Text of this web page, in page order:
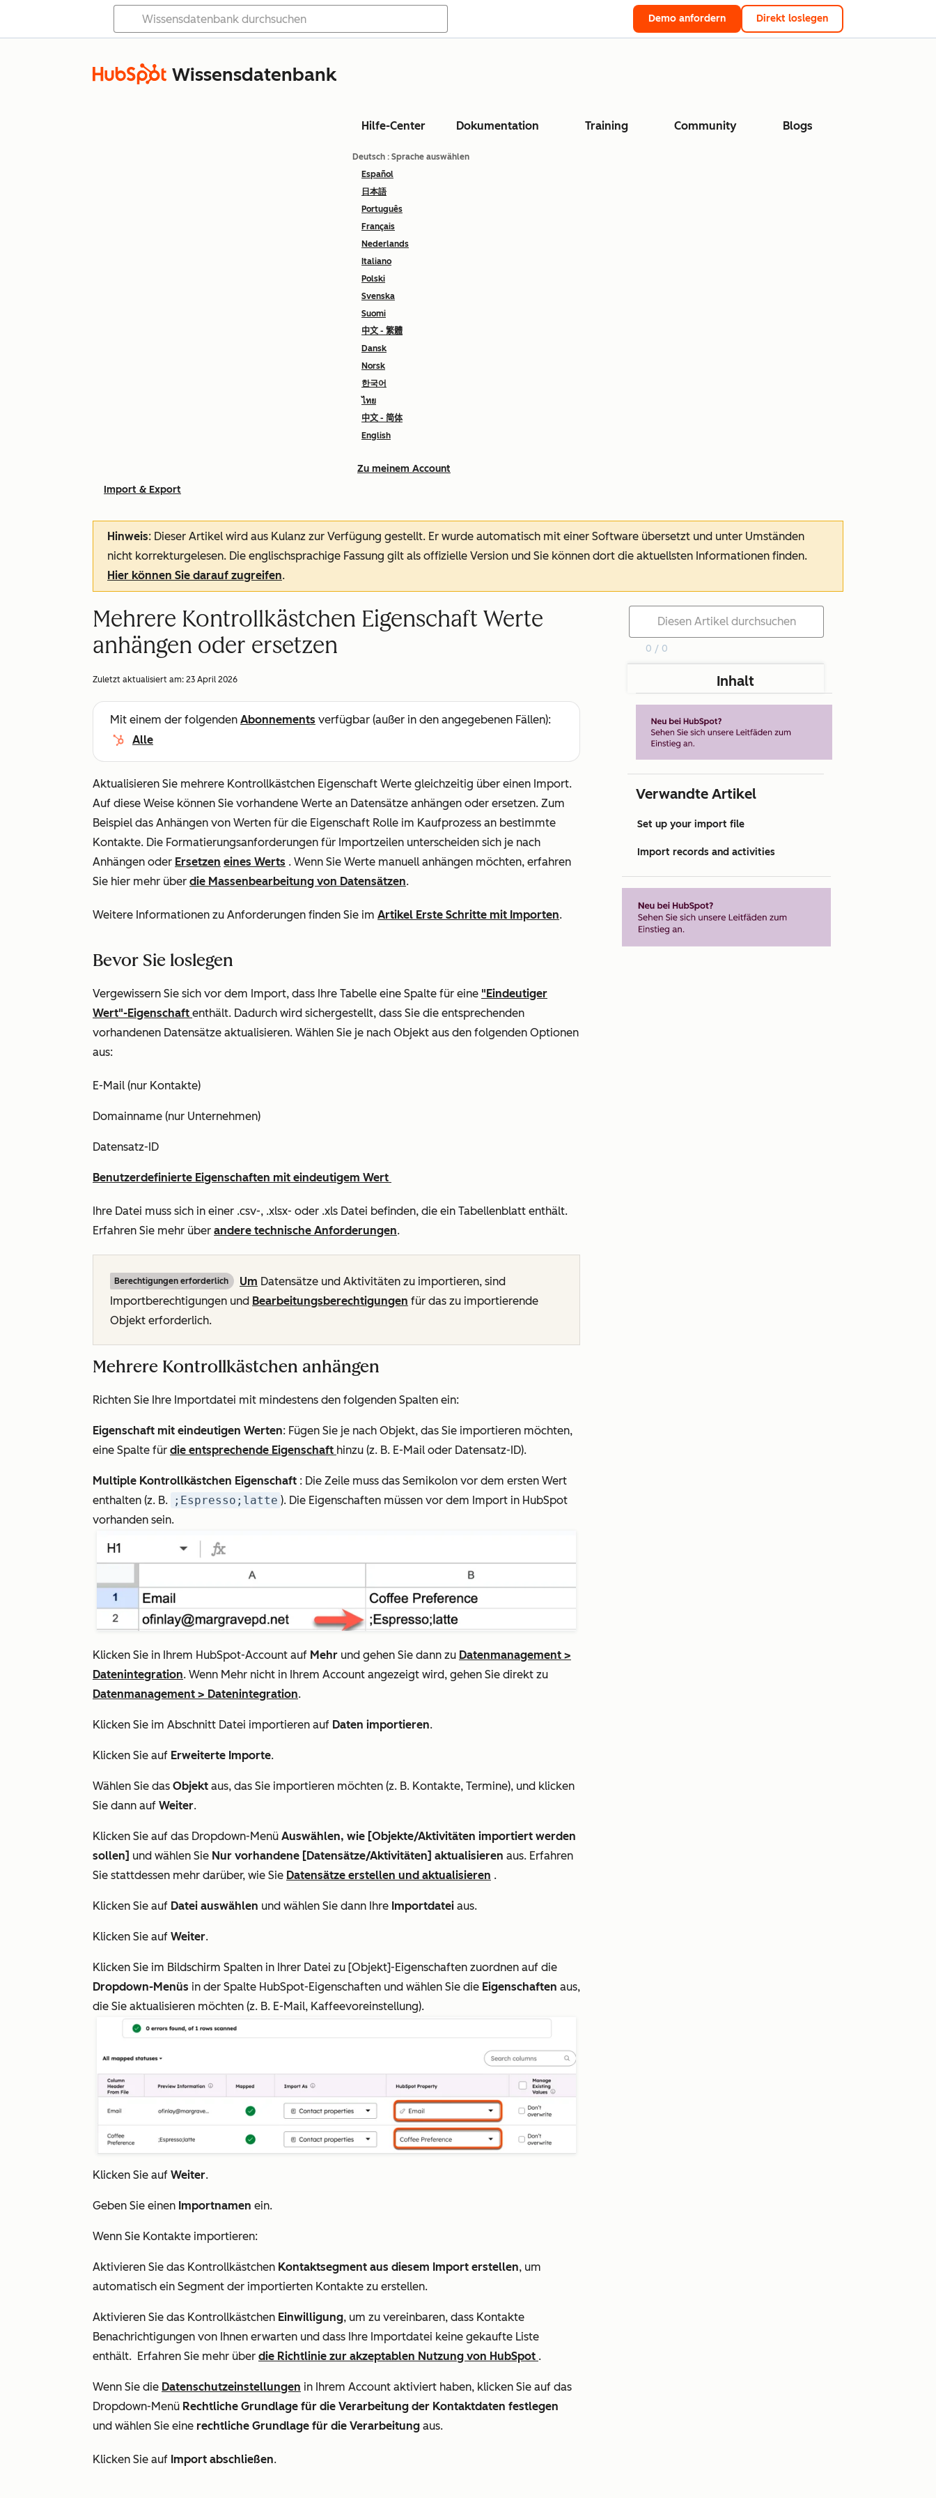
Demo anfordern Direkt loslegen
Wissensdatenbank
Hilfe-Center Dokumentation Training Community Blogs
Deutsch : Sprache auswählen
Español
日本語
Português
Français
Nederlands
Italiano
Polski
Svenska
Suomi
中文 - 繁體
Dansk
Norsk
한국어
ไทย
中文 - 简体
English
Zu meinem Account
Import & Export
Hinweis: Dieser Artikel wird aus Kulanz zur Verfügung gestellt. Er wurde automatisch mit einer Software übersetzt und unter Umständen
nicht korrekturgelesen. Die englischsprachige Fassung gilt als offizielle Version und Sie können dort die aktuellsten Informationen finden.
Hier können Sie darauf zugreifen.
Mehrere Kontrollkästchen Eigenschaft Werte
anhängen oder ersetzen
Zuletzt aktualisiert am: 23 April 2026
Mit einem der folgenden Abonnements verfügbar (außer in den angegebenen Fällen):
Alle
Aktualisieren Sie mehrere Kontrollkästchen Eigenschaft Werte gleichzeitig über einen Import.
Auf diese Weise können Sie vorhandene Werte an Datensätze anhängen oder ersetzen. Zum
Beispiel das Anhängen von Werten für die Eigenschaft Rolle im Kaufprozess an bestimmte
Kontakte. Die Formatierungsanforderungen für Importzeilen unterscheiden sich je nach
Anhängen oder Ersetzen eines Werts . Wenn Sie Werte manuell anhängen möchten, erfahren
Sie hier mehr über die Massenbearbeitung von Datensätzen.
Weitere Informationen zu Anforderungen finden Sie im Artikel Erste Schritte mit Importen.
Bevor Sie loslegen
Vergewissern Sie sich vor dem Import, dass Ihre Tabelle eine Spalte für eine "Eindeutiger
Wert"-Eigenschaft enthält. Dadurch wird sichergestellt, dass Sie die entsprechenden
vorhandenen Datensätze aktualisieren. Wählen Sie je nach Objekt aus den folgenden Optionen
aus:
E-Mail (nur Kontakte)
Domainname (nur Unternehmen)
Datensatz-ID
Benutzerdefinierte Eigenschaften mit eindeutigem Wert
Ihre Datei muss sich in einer .csv-, .xlsx- oder .xls Datei befinden, die ein Tabellenblatt enthält.
Erfahren Sie mehr über andere technische Anforderungen.
Berechtigungen erforderlich Um Datensätze und Aktivitäten zu importieren, sind
Importberechtigungen und Bearbeitungsberechtigungen für das zu importierende
Objekt erforderlich.
Mehrere Kontrollkästchen anhängen
Richten Sie Ihre Importdatei mit mindestens den folgenden Spalten ein:
Eigenschaft mit eindeutigen Werten: Fügen Sie je nach Objekt, das Sie importieren möchten,
eine Spalte für die entsprechende Eigenschaft hinzu (z. B. E-Mail oder Datensatz-ID).
Multiple Kontrollkästchen Eigenschaft : Die Zeile muss das Semikolon vor dem ersten Wert
enthalten (z. B. ;Espresso;latte ). Die Eigenschaften müssen vor dem Import in HubSpot
vorhanden sein.
Klicken Sie in Ihrem HubSpot-Account auf Mehr und gehen Sie dann zu Datenmanagement >
Datenintegration. Wenn Mehr nicht in Ihrem Account angezeigt wird, gehen Sie direkt zu
Datenmanagement > Datenintegration.
Klicken Sie im Abschnitt Datei importieren auf Daten importieren.
Klicken Sie auf Erweiterte Importe.
Wählen Sie das Objekt aus, das Sie importieren möchten (z. B. Kontakte, Termine), und klicken
Sie dann auf Weiter.
Klicken Sie auf das Dropdown-Menü Auswählen, wie [Objekte/Aktivitäten importiert werden
sollen] und wählen Sie Nur vorhandene [Datensätze/Aktivitäten] aktualisieren aus. Erfahren
Sie stattdessen mehr darüber, wie Sie Datensätze erstellen und aktualisieren .
Klicken Sie auf Datei auswählen und wählen Sie dann Ihre Importdatei aus.
Klicken Sie auf Weiter.
Klicken Sie im Bildschirm Spalten in Ihrer Datei zu [Objekt]-Eigenschaften zuordnen auf die
Dropdown-Menüs in der Spalte HubSpot-Eigenschaften und wählen Sie die Eigenschaften aus,
die Sie aktualisieren möchten (z. B. E-Mail, Kaffeevoreinstellung).
Klicken Sie auf Weiter.
Geben Sie einen Importnamen ein.
Wenn Sie Kontakte importieren:
Aktivieren Sie das Kontrollkästchen Kontaktsegment aus diesem Import erstellen, um
automatisch ein Segment der importierten Kontakte zu erstellen.
Aktivieren Sie das Kontrollkästchen Einwilligung, um zu vereinbaren, dass Kontakte
Benachrichtigungen von Ihnen erwarten und dass Ihre Importdatei keine gekaufte Liste
enthält. Erfahren Sie mehr über die Richtlinie zur akzeptablen Nutzung von HubSpot .
Wenn Sie die Datenschutzeinstellungen in Ihrem Account aktiviert haben, klicken Sie auf das
Dropdown-Menü Rechtliche Grundlage für die Verarbeitung der Kontaktdaten festlegen
und wählen Sie eine rechtliche Grundlage für die Verarbeitung aus.
Klicken Sie auf Import abschließen.
0 / 0
Inhalt
Verwandte Artikel
Set up your import file
Import records and activities